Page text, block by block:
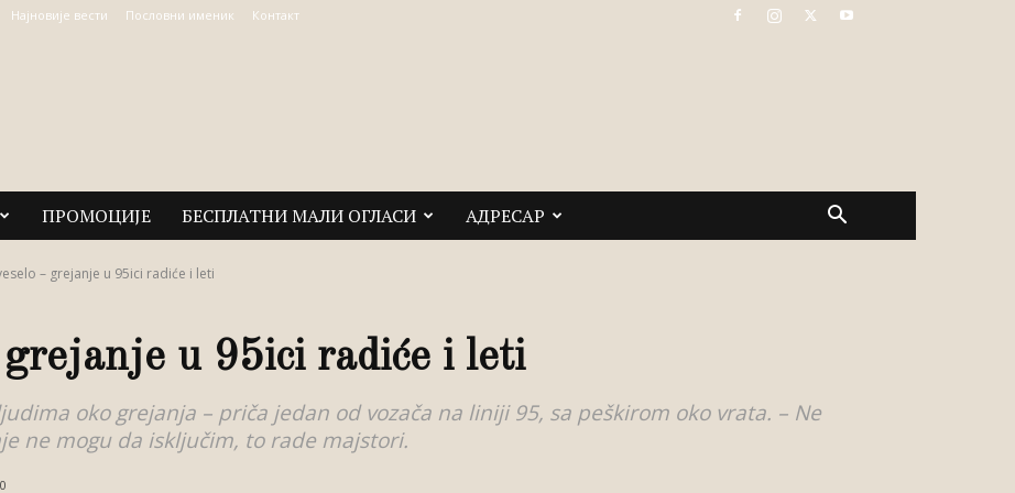
Најновије вести Пословни именик Контакт
ПРОМОЦИЈЕ БЕСПЛАТНИ МАЛИ ОГЛАСИ АДРЕСАР
– grejanje u 95ici radiće i leti
grejanje u 95ici radiće i leti
oko grejanja – priča jedan od vozača na liniji 95, sa peškirom oko vrata. – Ne
ne mogu da isključim, to rade majstori.
0